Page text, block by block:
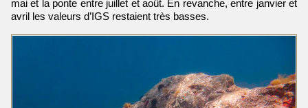
mai et la ponte entre juillet et août. En revanche, entre janvier et
avril les valeurs d’IGS restaient très basses.